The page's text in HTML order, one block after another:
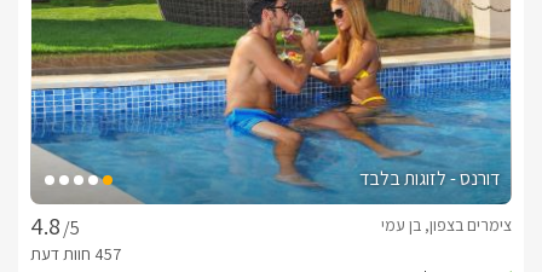
דורנס - לזוגות בלבד
/5
צימרים בצפון, בן עמי